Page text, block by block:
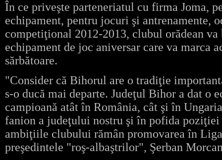
În ce priveşte parteneriatul cu firma Joma,
echipament, pentru jocuri şi antrenamente,
competiţional 2012-2013, clubul orădean va
echipament de joc aniversar care va marca
sărbătoare.
"Consider că Bihorul are o tradiţie
s-o ducă mai departe. Judeţul Bihor a dat o
campioană atât în România, cât şi în
fanion a judeţului nostru şi în pofida poziţiei
ambiţiile clubului rămân promovarea în
preşedintele "roş-albaştrilor", Şerban